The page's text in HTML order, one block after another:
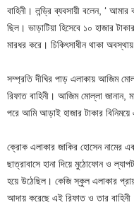
বাহিনী। লন্ড্রি ব্যবসায়ী বলেন, ‘
ছিল। ভাড়াটিয়া হিসেবে ১০ হাজার
মারধর করে। চিকিৎসাধীন থাকা
সম্প্রতি দীঘির পাড় এলাকায় আজিম
রিফাত বাহিনী। আজিম মোল্লা জানান,
পরে আমি আড়াই হাজার টাকার
ক্রোক এলাকার জাকির হোসেন নামের এক
ছাত্রাবাসে হানা দিয়ে মুঠোফোন ও
হয়ে উঠেছিল। কেজি স্কুল এলাকার প্রায়
আদায় করেছে এই রিফাত ও তার